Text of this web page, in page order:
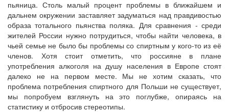
пьяница. Столь малый процент проблемы в ближайшем и
дальнем окружении заставляет задуматься над правдивостью
образа тотального пьянства поляка. Для сравнения - среди
жителей России нужно потрудиться, чтобы найти человека, в
чьей семье не было бы проблемы со спиртным у кого-то из её
членов. Хотя стоит отметить, что россияне в плане
употребления алкоголя на душу населения в Европе стоят
далеко не на первом месте. Мы не хотим сказать, что
проблема потребления спиртного для Польши не существует,
мы попробуем взглянуть на это поглубже, опираясь на
статистику и отбросив стереотипы.